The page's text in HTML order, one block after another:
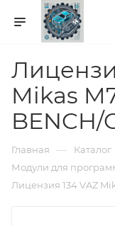
Mikas
BENCH/
Главная — Каталог
Модули для
Лицензия 134 VAZ